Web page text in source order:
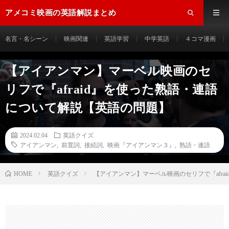
アメコミ映画の英語解説まとめ
名言・名シーン 映画関連 英語学習 中学英語 ４コマ漫画
【アイアンマン】マーベル映画のセ
リフで『afraid』を使った熟語・連語
について解説【英語の問題】
2024.02.04
英語クイズ
アイアンマン
前置詞 接続詞 映画『アイアンマン３』 熟語・連語
HOME 英語クイズ 【アイアンマン】マーベル映画のセリフで『